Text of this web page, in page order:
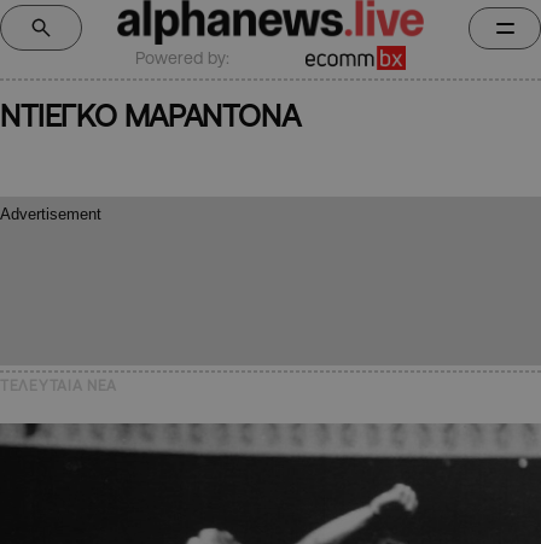
Powered by:
ΝΤΙΕΓΚΟ ΜΑΡΑΝΤΟΝΑ